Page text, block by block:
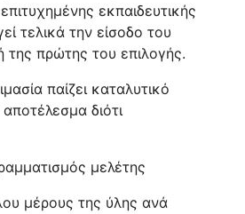
εκπαιδευτικής
τελικά την είσοδο του
της πρώτης του επιλογής.
παίζει καταλυτικό
διότι
μελέτης
μέρους της ύλης ανά